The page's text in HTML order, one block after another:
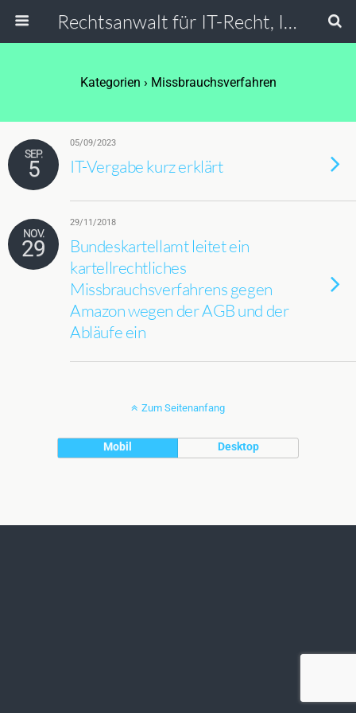
Rechtsanwalt für IT-Recht, Internetrecht, Datenschutz & Social Media
Kategorien › Missbrauchsverfahren
SEP.
5
05/09/2023
IT-Vergabe kurz erklärt
NOV.
29
29/11/2018
Bundeskartellamt leitet ein
kartellrechtliches
Missbrauchsverfahrens gegen
Amazon wegen der AGB und der
Abläufe ein
Zum Seitenanfang
Mobil Desktop